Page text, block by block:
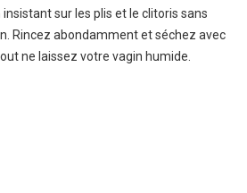
sur les plis et le clitoris sans
Rincez abondamment et séchez avec
ne laissez votre vagin humide.